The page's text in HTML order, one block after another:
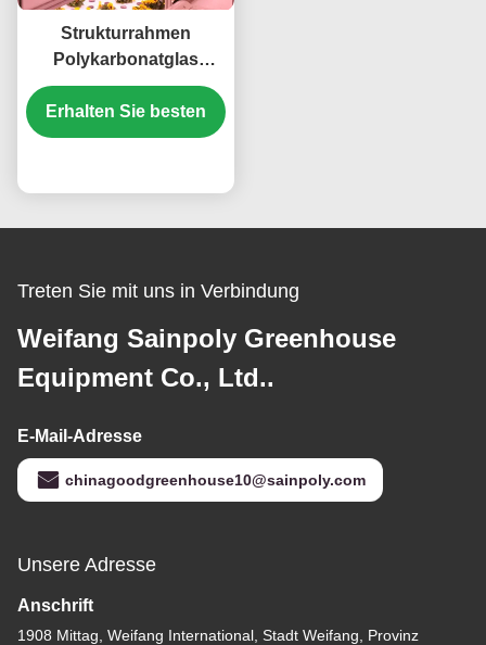
Strukturrahmen
Polykarbonatglas
Gewächshaus für den
Blumenwuchs
Erhalten Sie besten
Treten Sie mit uns in Verbindung
Weifang Sainpoly Greenhouse
Equipment Co., Ltd..
E-Mail-Adresse
chinagoodgreenhouse10@sainpoly.com
Unsere Adresse
Anschrift
1908 Mittag, Weifang International, Stadt Weifang, Provinz